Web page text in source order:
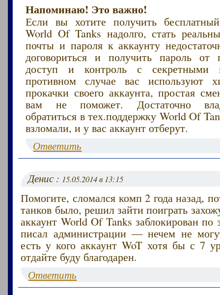
Напоминаю! Это важно!
Если вы хотите получить
World Of Tanks надолго, стать
почты и пароля к аккаунту
договориться и получить пароль
доступ и контроль с секретными
противном случае вас используют
прокачки своего аккаунта, простая
вам не поможет. Достаточно
обратиться в тех.поддержку World Of
взломали, и у вас аккаунт отберут.
Ответить
Денис : 15.05.2014 в 13:15
Помогите, сломался комп 2 года назад,
танков было, решил зайти поиграть
аккаунт World Of Tanks заблокирован по
писал администрации — нечем не
есть у кого аккаунт WoT хотя бы с 7
отдайте буду благодарен.
Ответить